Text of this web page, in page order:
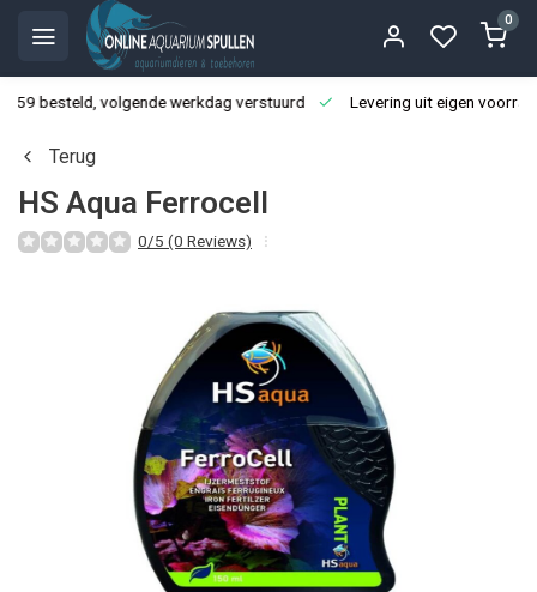
0
besteld, volgende werkdag verstuurd Levering uit eigen
Terug
HS Aqua Ferrocell
0/5 (0 Reviews)